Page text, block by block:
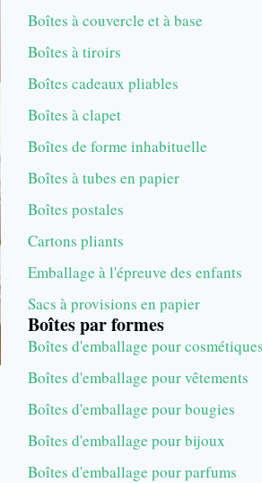
Boîtes à couvercle et à base
Boîtes à tiroirs
Boîtes cadeaux pliables
Boîtes à clapet
Boîtes de forme inhabituelle
Boîtes à tubes en papier
Boîtes postales
Cartons pliants
Emballage à l'épreuve des enfants
Sacs à provisions en papier
Boîtes par formes
Boîtes d'emballage pour cosmétiques
Boîtes d'emballage pour vêtements
Boîtes d'emballage pour bougies
Boîtes d'emballage pour bijoux
Boîtes d'emballage pour parfums